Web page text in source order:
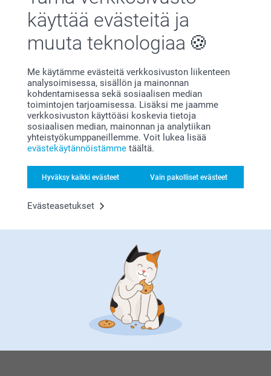
käyttää evästeitä ja
muuta teknologiaa
Me käytämme evästeitä verkkosivuston liikenteen
analysoimisessa, sisällön ja mainonnan
kohdentamisessa sekä sosiaalisen median
toimintojen tarjoamisessa. Lisäksi me jaamme
verkkosivuston käyttöäsi koskevia tietoja
sosiaalisen median, mainonnan ja analytiikan
yhteistyökumppaneillemme. Voit lukea lisää
evästekäytännöistämme täältä.
Hyväksy kaikki evästeet Vain pakolliset evästeet
Evästeasetukset
Tyytyväisyystakuu
Bonusta kaikista tilauksista
Etsitkö inspiraatiota?
Olemme täällä sinun vuoksesi